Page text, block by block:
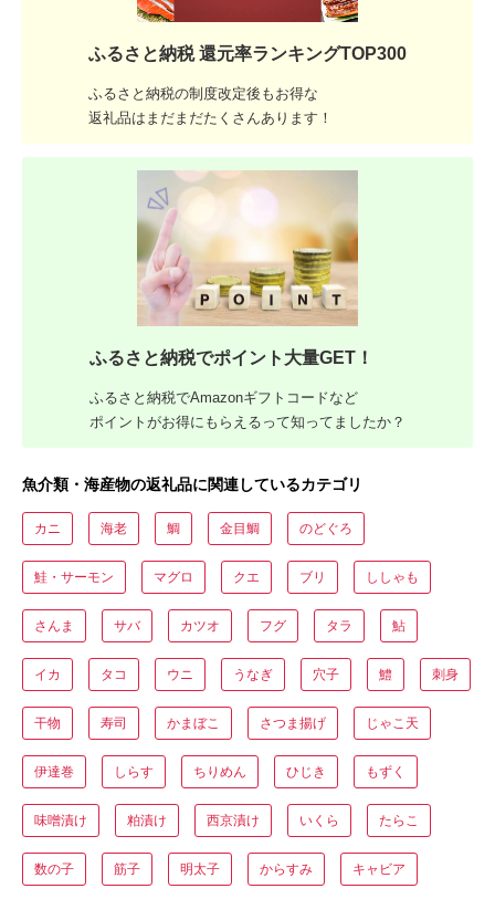
ふるさと納税 還元率ランキングTOP300
ふるさと納税の制度改定後もお得な
返礼品はまだまだたくさんあります！
ふるさと納税でポイント大量GET！
ふるさと納税でAmazonギフトコードなど
ポイントがお得にもらえるって知ってましたか？
魚介類・海産物の返礼品に関連しているカテゴリ
カニ 海老 鯛 金目鯛 のどぐろ
鮭・サーモン マグロ クエ ブリ ししゃも
さんま サバ カツオ フグ タラ 鮎
イカ タコ ウニ うなぎ 穴子 鱧 刺身
干物 寿司 かまぼこ さつま揚げ じゃこ天
伊達巻 しらす ちりめん ひじき もずく
味噌漬け 粕漬け 西京漬け いくら たらこ
数の子 筋子 明太子 からすみ キャビア